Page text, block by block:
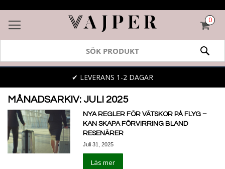
0
LEVERANS 1-2 DAGAR
MÅNADSARKIV: JULI 2025
NYA REGLER FÖR VÄTSKOR PÅ FLYG –
KAN SKAPA FÖRVIRRING BLAND
RESENÄRER
Juli 31, 2025
Läs mer